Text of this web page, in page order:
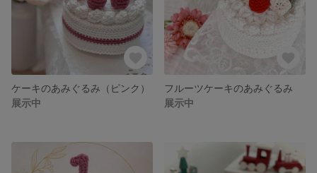
ケーキのあみぐるみ（ピンク）
展示中
フルーツケーキのあみぐるみ
展示中